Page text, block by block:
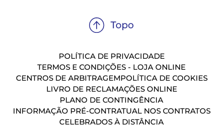
POLÍTICA DE PRIVACIDADE
TERMOS E CONDIÇÕES - LOJA ONLINE
CENTROS DE ARBITRAGEMPOLÍTICA DE COOKIES
LIVRO DE RECLAMAÇÕES ONLINE
PLANO DE CONTINGÊNCIA
INFORMAÇÃO PRÉ-CONTRATUAL NOS CONTRATOS
CELEBRADOS À DISTÂNCIA